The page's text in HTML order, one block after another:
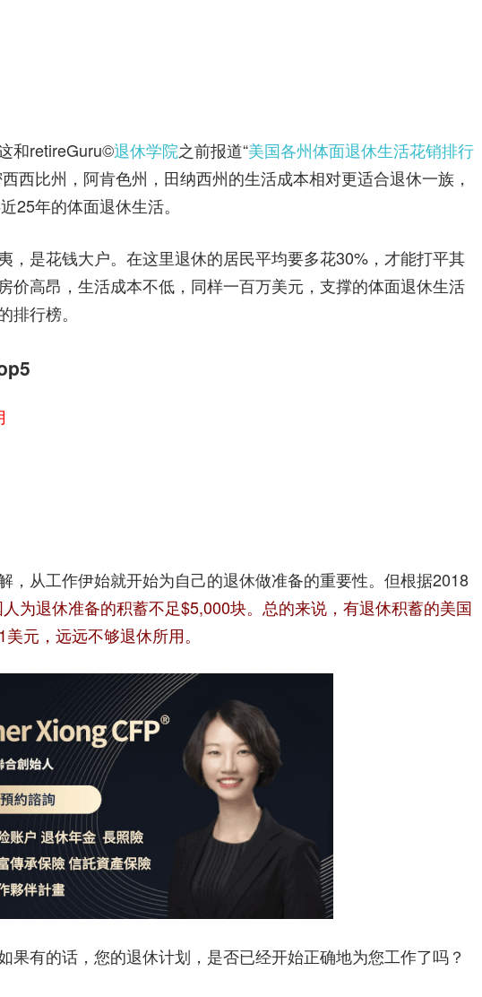
和retireGuru©️退休学院之前报道“美国各州体面退休生活花销排行
西比州，阿肯色州，田纳西州的生活成本相对更适合退休一族，
25年的体面退休生活。
是花钱大户。在这里退休的居民平均要多花30%，才能打平其
价高昂，生活成本不低，同样一百万美元，支撑的体面退休生活
行榜。
，从工作伊始就开始为自己的退休做准备的重要性。但根据2018
为退休准备的积蓄不足$5,000块。总的来说，有退休积蓄的美国
元，远远不够退休所用。
果有的话，您的退休计划，是否已经开始正确地为您工作了吗？